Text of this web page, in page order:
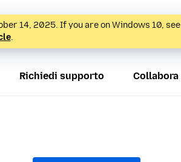
14, 2025. If you are on Windows 10, see
.
Richiedi supporto Collabora